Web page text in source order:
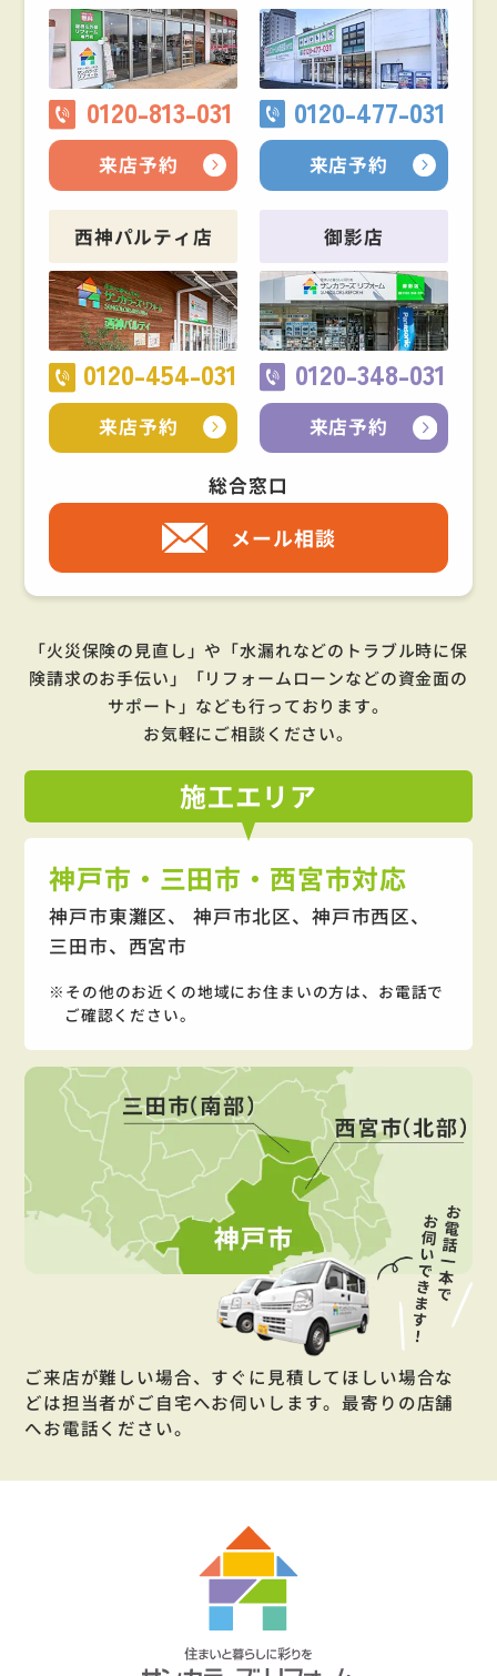
0120-813-031
来店予約
0120-477-031
来店予約
西神パルティ店
0120-454-031
来店予約
御影店
0120-348-031
来店予約
総合窓口
メール相談
「火災保険の見直し」や「水漏れなどのトラブル時に保
険請求のお手伝い」「リフォームローンなどの資金面の
サポート」 なども行っております。
お気軽にご相談ください。
施工エリア
神戸市・三田市・西宮市対応
神戸市東灘区、 神戸市北区、神戸市西区、
三田市、西宮市
その他のお近くの地域にお住まいの方は、お電話で
ご確認ください。
ご来店が難しい場合、すぐに見積してほしい場合な
どは担当者がご自宅へお伺いします。最寄りの店舗
へお電話ください。